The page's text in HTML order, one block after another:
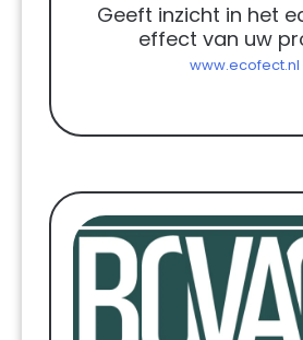
Geeft inzicht in het
effect van uw
www.ecofect.nl